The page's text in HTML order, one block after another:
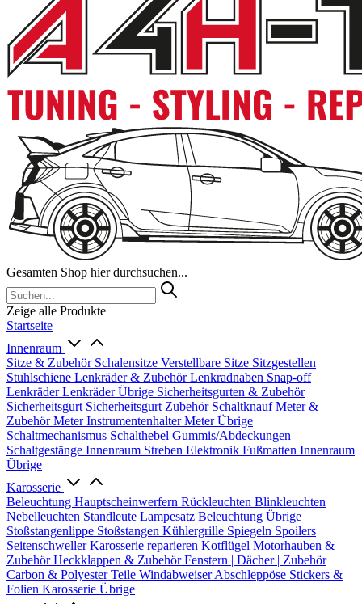
Gesamten Shop hier durchsuchen...
Zeige alle Produkte
Startseite
Innenraum
Sitze & Zubehör Schalensitze Verstellbare Sitze Sitzgestellen
Stuhlschiene Lenkräder & ZubehörLenkradnaben Snap-off
LenkräderLenkräder Übrige Sicherheitsgurten & Zubehör
Sicherheitsgurt Sicherheitsgurt Zubehör SchaltknaufMeter &
ZubehörMeterInstrumentenhalterMeter Übrige
Schaltmechanismus Schalthebel Gummis/Abdeckungen
Schaltgestänge Innenraum Streben Elektronik Fußmatten Innenraum
Übrige
Karosserie
Beleuchtung Hauptscheinwerfern Rückleuchten Blinkleuchten
Nebelleuchten Standleute Lampesatz Beleuchtung Übrige
Stoßstangenlippe Stoßstangen Kühlergrille Spiegeln Spoilers
SeitenschwellerKarosserie reparieren Kotflügel Motorhauben &
ZubehörHeckklappen & ZubehörFenstern | Dächer | Zubehör
Carbon & Polyester Teile WindabweiserAbschleppöse Stickers &
Folien Karosserie Übrige